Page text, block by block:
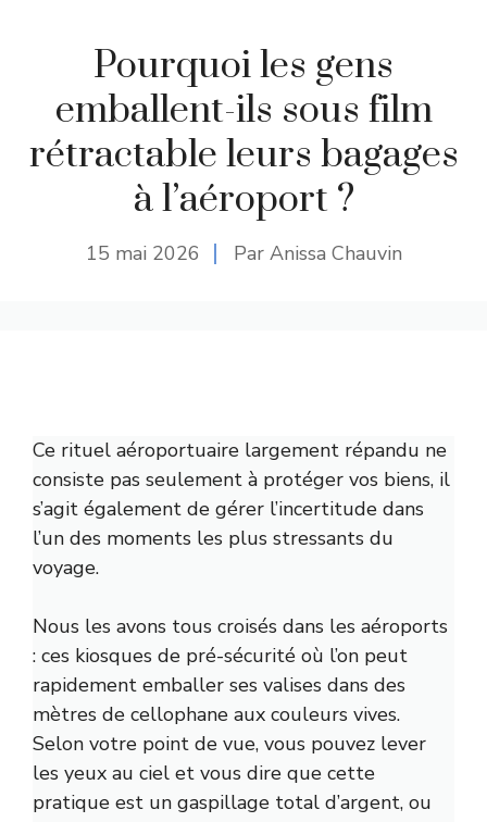
Pourquoi les gens
emballent-ils sous film
rétractable leurs bagages
à l’aéroport ?
15 mai 2026 Par Anissa Chauvin
Ce rituel aéroportuaire largement répandu ne
consiste pas seulement à protéger vos biens, il
s’agit également de gérer l’incertitude dans
l’un des moments les plus stressants du
voyage.
Nous les avons tous croisés dans les aéroports
: ces kiosques de pré-sécurité où l’on peut
rapidement emballer ses valises dans des
mètres de cellophane aux couleurs vives.
Selon votre point de vue, vous pouvez lever
les yeux au ciel et vous dire que cette
pratique est un gaspillage total d’argent, ou